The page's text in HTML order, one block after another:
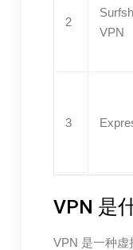
2
VPN
3
VPN 是
VPN 是一种虚